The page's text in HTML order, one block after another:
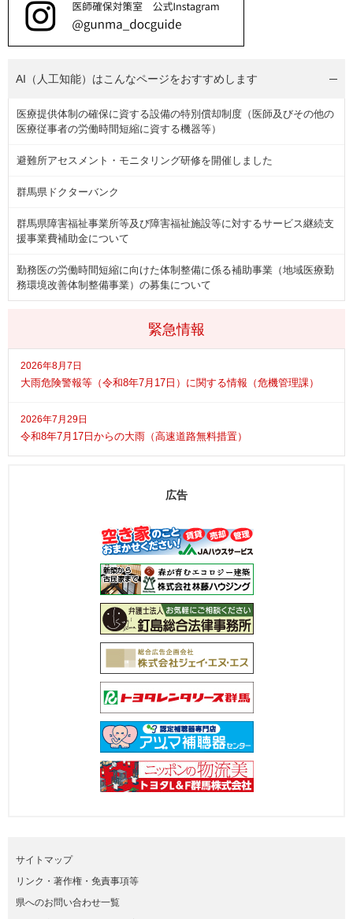
緊急情報
2026年8月7日
大雨危険警報等（令和8年7月17日）に関する情報（危機管理課）
2026年7月29日
令和8年7月17日からの大雨（高速道路無料措置）
AI（人工知能）はこんなページをおすすめします
医療提供体制の確保に資する設備の特別償却制度（医師及びその他の
医療従事者の労働時間短縮に資する機器等）
避難所アセスメント・モニタリング研修を開催しました
群馬県ドクターバンク
群馬県障害福祉事業所等及び障害福祉施設等に対するサービス継続支
援事業費補助金について
勤務医の労働時間短縮に向けた体制整備に係る補助事業（地域医療勤
務環境改善体制整備事業）の募集について
広告
サイトマップ
リンク・著作権・免責事項等
県へのお問い合わせ一覧